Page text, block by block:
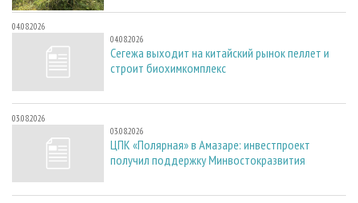
04.08.2026
04.08.2026
Сегежа выходит на китайский рынок пеллет и
строит биохимкомплекс
03.08.2026
03.08.2026
ЦПК «Полярная» в Амазаре: инвестпроект
получил поддержку Минвостокразвития